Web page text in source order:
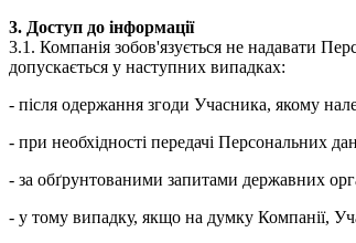
3. Доступ до інформації
3.1. Компанія зобов'язується не надавати
допускається у наступних випадках:
- після одержання згоди Учасника, якому
- при необхідності передачі Персональних
- за обґрунтованими запитами державних
- у тому випадку, якщо на думку Компанії,